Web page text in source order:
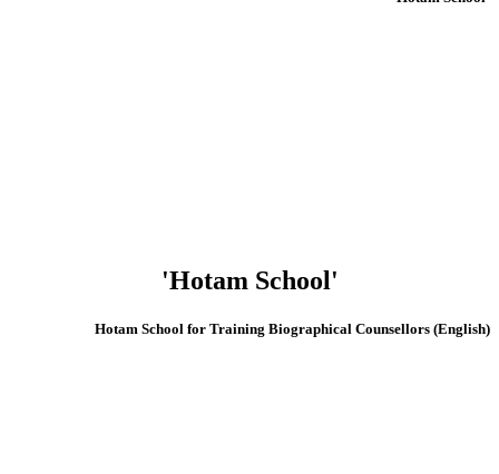
'Hotam School'
(English) Hotam School for Training Biographical Counsellors